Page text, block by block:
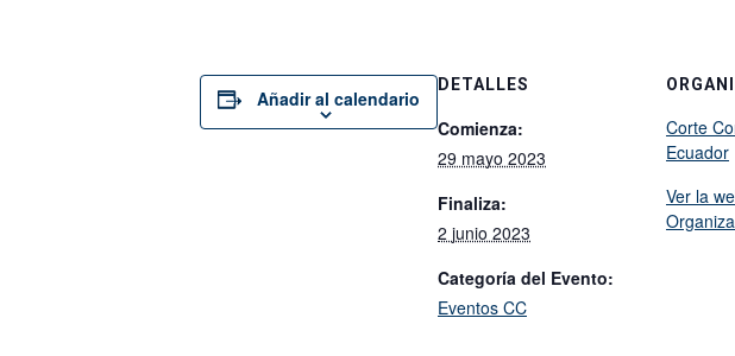
Añadir al calendario
DETALLES
Comienza:
29 mayo 2023
Finaliza:
2 junio 2023
Categoría del Evento:
Eventos CC
Corte
Ecuador
Ver la